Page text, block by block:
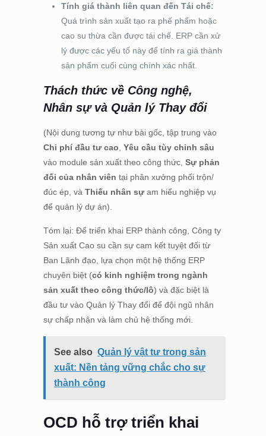
Tính giá thành liên quan đến Tái chế:
Quá trình sản xuất tạo ra phế phẩm hoặc
cao su thừa cần được tái chế. ERP cần xử
lý được các yếu tố này để tính ra giá thành
sản phẩm cuối cùng chính xác nhất.
Thách thức về Công nghệ,
Nhân sự và Quản lý Thay đổi
(Nội dung tương tự như bài gốc, tập trung vào
Chi phí đầu tư cao Yêu cầu tùy chỉnh sâu
vào module sản xuất theo công thức, Sự phản
đối của nhân viên tại phân xưởng phối trộn/
đúc ép, và Thiếu nhân sựam hiểu nghiệp vụ
để quản lý dự án).
Tóm lại: Để triển khai ERP thành công, Công ty
Sản xuất Cao su cần sự cam kết tuyệt đối từ
Ban Lãnh đạo, lựa chọn một hệ thống ERP
chuyên biệt (có kinh nghiệm trong ngành
sản xuất theo công thức/lô) và đặc biệt là
đầu tư vào Quản lý Thay đổi để đội ngũ nhân
sự chấp nhận và làm chủ hệ thống mới.
See also Quản lý vật tư trong sản
xuất: Nền tảng vững chắc cho sự
thành công
OCD hỗ trợ triển khai